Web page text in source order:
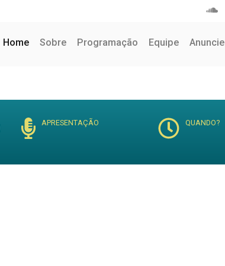
Home(current)
Sobre Programação Equipe Anuncie
APRESENTAÇÃO QUANDO?